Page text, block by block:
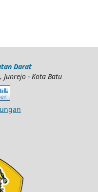
Darat
Junrejo - Kota Batu